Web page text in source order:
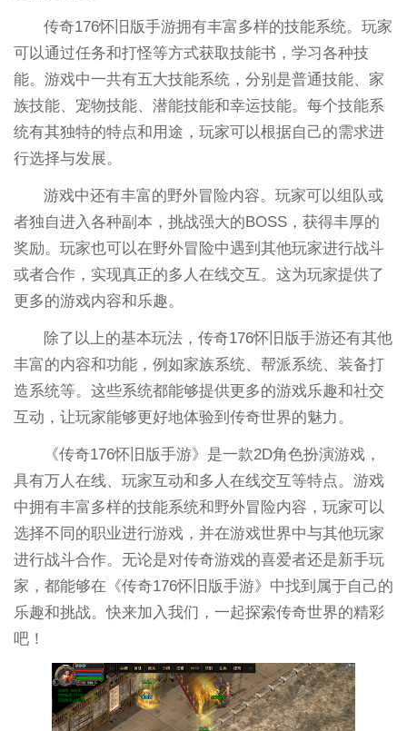
传奇176怀旧版手游拥有丰富多样的技能系统。玩家
可以通过任务和打怪等方式获取技能书，学习各种技
能。游戏中一共有五大技能系统，分别是普通技能、家
族技能、宠物技能、潜能技能和幸运技能。每个技能系
统有其独特的特点和用途，玩家可以根据自己的需求进
行选择与发展。
游戏中还有丰富的野外冒险内容。玩家可以组队或
者独自进入各种副本，挑战强大的BOSS，获得丰厚的
奖励。玩家也可以在野外冒险中遇到其他玩家进行战斗
或者合作，实现真正的多人在线交互。这为玩家提供了
更多的游戏内容和乐趣。
除了以上的基本玩法，传奇176怀旧版手游还有其他
丰富的内容和功能，例如家族系统、帮派系统、装备打
造系统等。这些系统都能够提供更多的游戏乐趣和社交
互动，让玩家能够更好地体验到传奇世界的魅力。
《传奇176怀旧版手游》是一款2D角色扮演游戏，
具有万人在线、玩家互动和多人在线交互等特点。游戏
中拥有丰富多样的技能系统和野外冒险内容，玩家可以
选择不同的职业进行游戏，并在游戏世界中与其他玩家
进行战斗合作。无论是对传奇游戏的喜爱者还是新手玩
家，都能够在《传奇176怀旧版手游》中找到属于自己的
乐趣和挑战。快来加入我们，一起探索传奇世界的精彩
吧！